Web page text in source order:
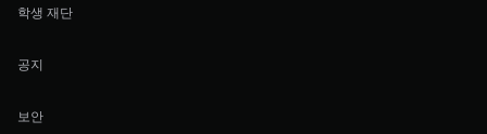
학생 재단
공지
보안